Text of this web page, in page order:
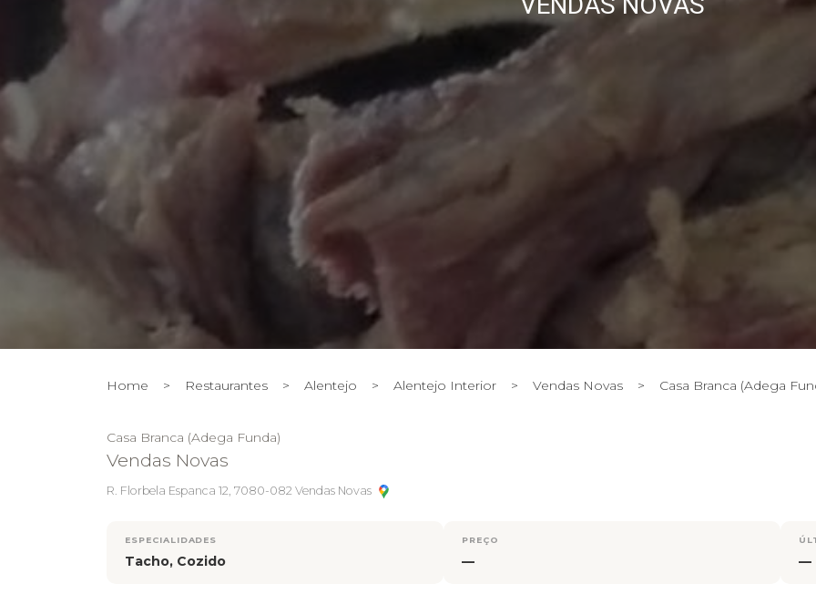
Home > Restaurantes > Alentejo > Alentejo Interior > Vendas Novas > Casa Branca (Adega
Casa Branca (Adega Funda)
Vendas Novas
R. Florbela Espanca 12, 7080-082 Vendas Novas
ESPECIALIDADES
Tacho, Cozido
PREÇO
— —